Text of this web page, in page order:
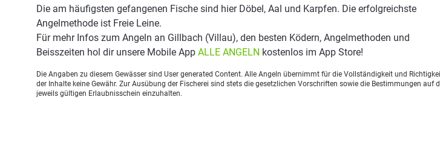
Die am häufigsten gefangenen Fische sind hier Döbel, Aal und Karpfen. Die erfolgreichste
Angelmethode ist Freie Leine.
Für mehr Infos zum Angeln an Gillbach (Villau), den besten Ködern, Angelmethoden und
Beisszeiten hol dir unsere Mobile App ALLE ANGELN kostenlos im App Store!
Die Angaben zu diesem Gewässer sind User generated Content. Alle Angeln übernimmt für die Vollständigkeit und
der Inhalte keine Gewähr. Zur Ausübung der Fischerei sind stets die gesetzlichen Vorschriften sowie die Bestimmungen auf
jeweils gültigen Erlaubnisschein einzuhalten.